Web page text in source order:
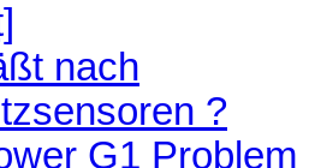
nach
?
G1 Problem